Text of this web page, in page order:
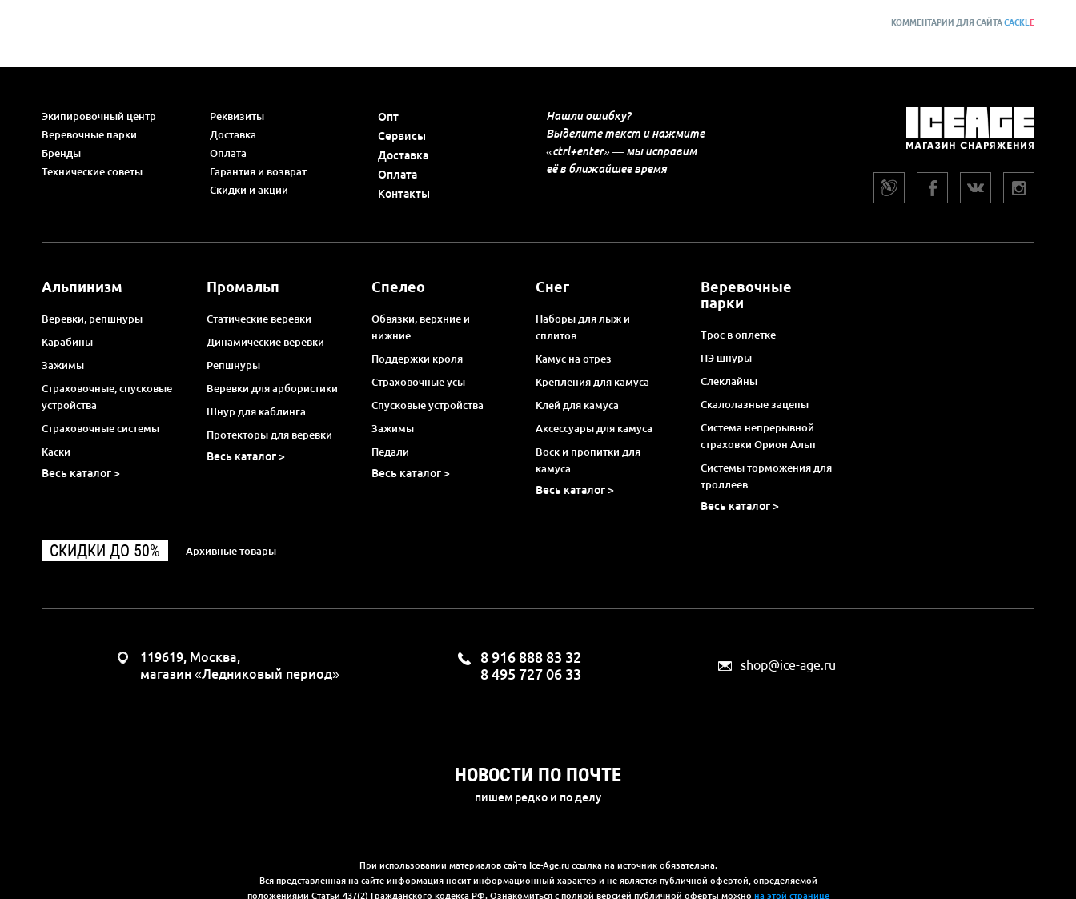
КОММЕНТАРИИ ДЛЯ САЙТАCACKL E
Экипировочный центр
Веревочные парки
Бренды
Технические советы
Реквизиты
Доставка
Оплата
Гарантия и возврат
Скидки и акции
Опт
Сервисы
Доставка
Оплата
Контакты
Нашли ошибку?
Выделите текст и нажмите
«ctrl+enter» — мы исправим
её в ближайшее время
Альпинизм
Веревки, репшнуры
Карабины
Зажимы
Страховочные, спусковые
устройства
Страховочные системы
Каски
Весь каталог >
Промальп
Статические веревки
Динамические веревки
Репшнуры
Веревки для арбористики
Шнур для каблинга
Протекторы для веревки
Весь каталог >
Спелео
Обвязки, верхние и
нижние
Поддержки кроля
Страховочные усы
Спусковые устройства
Зажимы
Педали
Весь каталог >
Снег
Наборы для лыж и
сплитов
Камус на отрез
Крепления для камуса
Клей для камуса
Аксессуары для камуса
Воск и пропитки для
камуса
Весь каталог >
Веревочные
парки
Трос в оплетке
ПЭ шнуры
Слеклайны
Скалолазные зацепы
Система непрерывной
страховки Орион Альп
Системы торможения для
троллеев
Весь каталог >
СКИДКИ ДО 50% Архивные товары
119619, Москва,
магазин «Ледниковый период»
8 916 888 83 32
8 495 727 06 33
shop@ice-age.ru
НОВОСТИ ПО ПОЧТЕ
пишем редко и по делу
При использовании материалов сайта Ice-Age.ru ссылка на источник обязательна.
Вся представленная на сайте информация носит информационный характер и не является публичной офертой, определяемой
положениями Статьи 437(2) Гражданского кодекса РФ. Ознакомиться с полной версией публичной оферты можно на этой странице